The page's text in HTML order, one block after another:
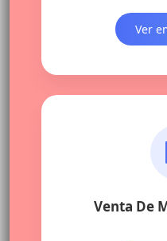
Ver
Venta De